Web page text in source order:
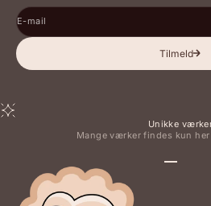
E-mail
Tilmeld
Unikke
Mange værker findes kun
Gå til